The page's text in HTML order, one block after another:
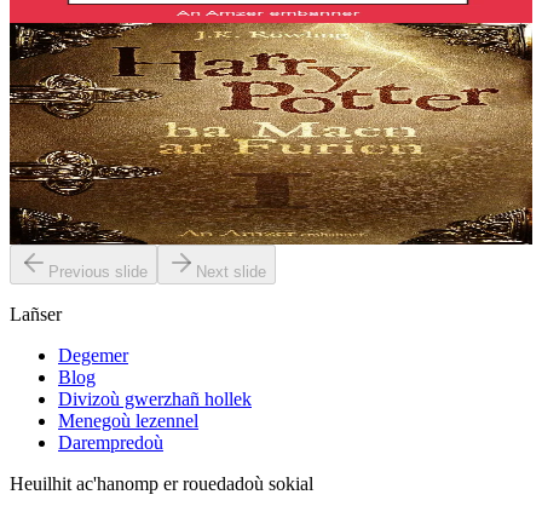
9,50 €
8 vloaz hag ouzhpenn
An Amzer Embanner
Harry Potter ha Maen ar Furien (I)
Harry Potter and the Philosopher’s Stone (e brezhoneg Harry Potter
ha Maen ar Furien) eo levr kentañ an heuliad. Setu eñ e brezhoneg
hiziv. Harry Potter a gred...
Er stok17,00 €
Previous slide Next slide
Lañser
Degemer
Blog
Divizoù gwerzhañ hollek
Menegoù lezennel
Darempredoù
Heuilhit ac'hanomp er rouedadoù sokial